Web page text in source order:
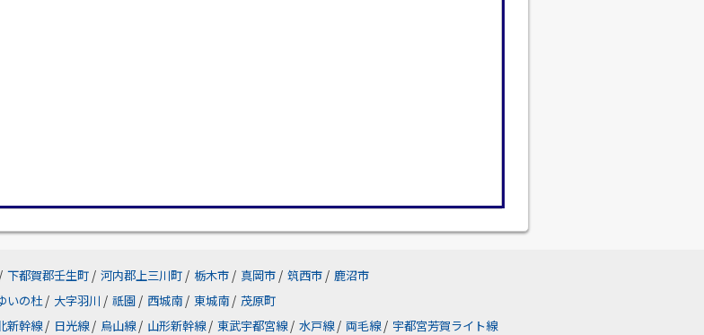
/ 下都賀郡壬生町 / 河内郡上三川町 / 栃木市 / 真岡市 / 筑西市 / 鹿沼市
いの杜 / 大字羽川 / 祇園 / 西城南 / 東城南 / 茂原町
新幹線 / 日光線 / 烏山線 / 山形新幹線 / 東武宇都宮線 / 水戸線 / 両毛線 / 宇都宮芳賀ライト線